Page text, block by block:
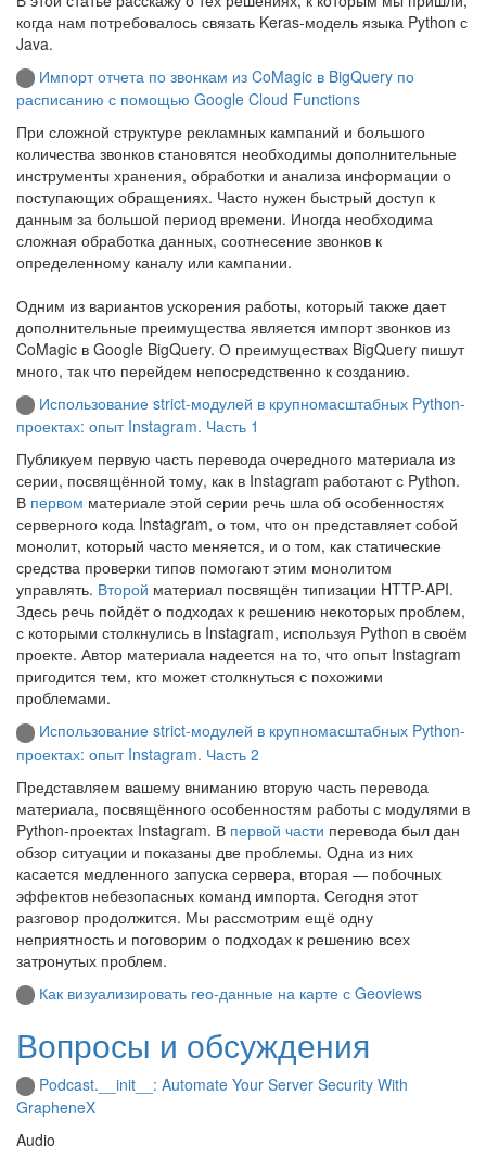
когда нам потребовалось связать Keras-модель языка Python с
Java.
Импорт отчета по звонкам из CoMagic в BigQuery по
расписанию с помощью Google Cloud Functions
При сложной структуре рекламных кампаний и большого
количества звонков становятся необходимы дополнительные
инструменты хранения, обработки и анализа информации о
поступающих обращениях. Часто нужен быстрый доступ к
данным за большой период времени. Иногда необходима
сложная обработка данных, соотнесение звонков к
определенному каналу или кампании.
Одним из вариантов ускорения работы, который также дает
дополнительные преимущества является импорт звонков из
CoMagic в Google BigQuery. О преимуществах BigQuery пишут
много, так что перейдем непосредственно к созданию.
Использование strict-модулей в крупномасштабных Python-
проектах: опыт Instagram. Часть 1
Публикуем первую часть перевода очередного материала из
серии, посвящённой тому, как в Instagram работают с Python.
В первом материале этой серии речь шла об особенностях
серверного кода Instagram, о том, что он представляет собой
монолит, который часто меняется, и о том, как статические
средства проверки типов помогают этим монолитом
управлять. Второй материал посвящён типизации HTTP-API.
Здесь речь пойдёт о подходах к решению некоторых проблем,
с которыми столкнулись в Instagram, используя Python в своём
проекте. Автор материала надеется на то, что опыт Instagram
пригодится тем, кто может столкнуться с похожими
проблемами.
Использование strict-модулей в крупномасштабных Python-
проектах: опыт Instagram. Часть 2
Представляем вашему вниманию вторую часть перевода
материала, посвящённого особенностям работы с модулями в
Python-проектах Instagram. В первой части перевода был дан
обзор ситуации и показаны две проблемы. Одна из них
касается медленного запуска сервера, вторая — побочных
эффектов небезопасных команд импорта. Сегодня этот
разговор продолжится. Мы рассмотрим ещё одну
неприятность и поговорим о подходах к решению всех
затронутых проблем.
Как визуализировать гео-данные на карте с Geoviews
Вопросы и обсуждения
Podcast.__init__: Automate Your Server Security With
GrapheneX
Audio